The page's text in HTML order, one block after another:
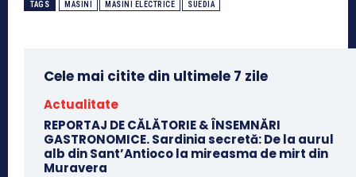
TAGS MASINI MASINI ELECTRICE SUEDIA
Cele mai citite din ultimele 7 zile
Actualitate
REPORTAJ DE CĂLĂTORIE & ÎNSEMNĂRI
GASTRONOMICE. Sardinia secretă: De la aurul
alb din Sant’Antioco la mireasma de mirt din
Muravera